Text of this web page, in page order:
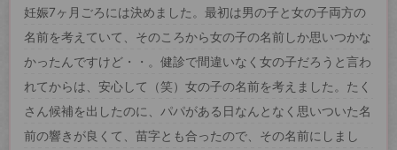
妊娠7ヶ月ごろには決めました。最初は男の子と女の子両方の
名前を考えていて、そのころから女の子の名前しか思いつかな
かったんですけど・・。健診で間違いなく女の子だろうと言わ
れてからは、安心して（笑）女の子の名前を考えました。たく
さん候補を出したのに、パパがある日なんとなく思いついた名
前の響きが良くて、苗字とも合ったので、その名前にしまし